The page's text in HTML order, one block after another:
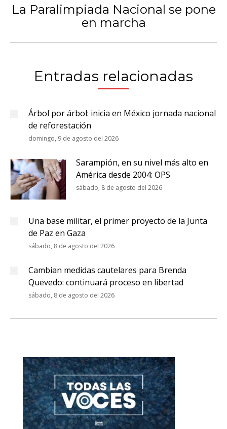
Publicación
siguiente:
La Paralimpiada Nacional se pone
en marcha
Entradas relacionadas
Árbol por árbol: inicia en México jornada nacional
de reforestación
domingo, 9 de agosto del 2026
Sarampión, en su nivel más alto en
América desde 2004: OPS
sábado, 8 de agosto del 2026
Una base militar, el primer proyecto de la Junta
de Paz en Gaza
sábado, 8 de agosto del 2026
Cambian medidas cautelares para Brenda
Quevedo: continuará proceso en libertad
sábado, 8 de agosto del 2026